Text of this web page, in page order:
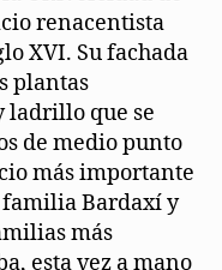
renacentista
XVI. Su fachada
plantas
ladrillo que se
de medio punto
más importante
familia Bardaxí y
más
esta vez a mano